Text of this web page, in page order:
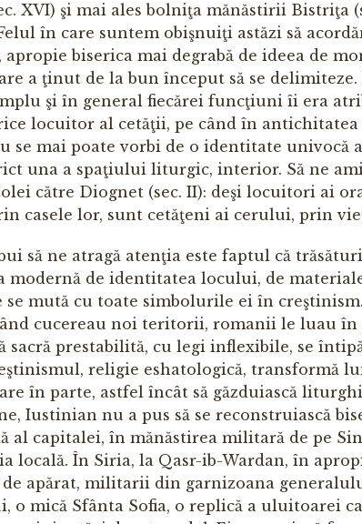
XVI) şi mai ales bolniţa mănăstirii Bistriţa
în care suntem obişnuiţi astăzi să
biserica mai degrabă de ideea de
a ţinut de la bun început să se
şi în general fiecărei funcţiuni îi era
locuitor al cetăţii, pe când în
se mai poate vorbi de o identitate univocă
una a spaţiului liturgic, interior. Să ne
către Diognet (sec. II): deşi locuitori ai
casele lor, sunt cetăţeni ai cerului, prin
să ne atragă atenţia este faptul că
de identitatea locului, de
se mută cu toate simbolurile ei în
cucereau noi teritorii, romanii le luau în
prestabilită, cu legi inflexibile, se
religie eshatologică, transformă
în parte, astfel încât să găzduiască
Iustinian nu a pus să se reconstruiască
al capitalei, în mănăstirea militară de pe
locală. În Siria, la Qasr-ib-Wardan, în
apărat, militarii din garnizoana
mică Sfânta Sofia, o replică a uluitoarei